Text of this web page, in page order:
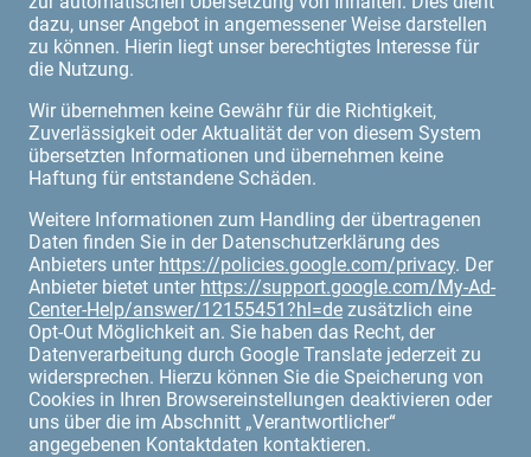
dazu, unser Angebot in angemessener Weise darstellen
zu können. Hierin liegt unser berechtigtes Interesse für
die Nutzung.
Wir übernehmen keine Gewähr für die Richtigkeit,
Zuverlässigkeit oder Aktualität der von diesem System
übersetzten Informationen und übernehmen keine
Haftung für entstandene Schäden.
Weitere Informationen zum Handling der übertragenen
Daten finden Sie in der Datenschutzerklärung des
Anbieters unter https://policies.google.com/privacy. Der
Anbieter bietet unter https://support.google.com/My-Ad-
Center-Help/answer/12155451?hl=de zusätzlich eine
Opt-Out Möglichkeit an. Sie haben das Recht, der
Datenverarbeitung durch Google Translate jederzeit zu
widersprechen. Hierzu können Sie die Speicherung von
Cookies in Ihren Browsereinstellungen deaktivieren oder
uns über die im Abschnitt „Verantwortlicher“
angegebenen Kontaktdaten kontaktieren.